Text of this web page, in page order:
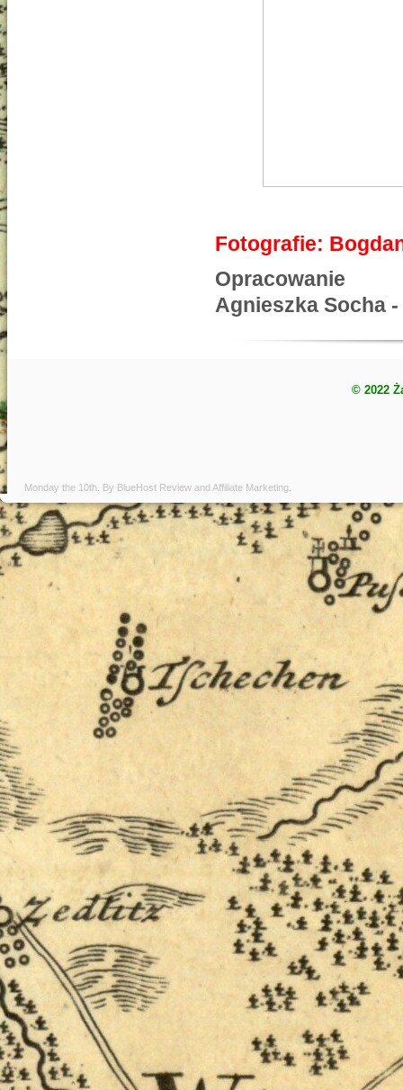
Fotografie:
Opracowanie
Agnieszka Socha
© 2022
Monday the 10th. By BlueHost Review andAffiliate Marketing